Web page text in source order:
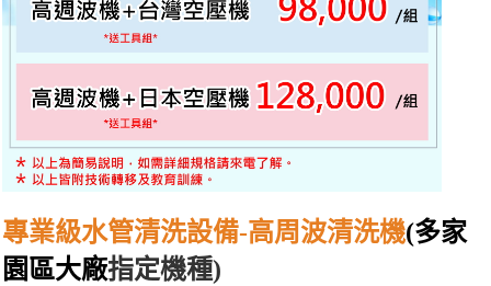
專業級水管清洗設備-高周波清洗機(多家
園區大廠指定機種)